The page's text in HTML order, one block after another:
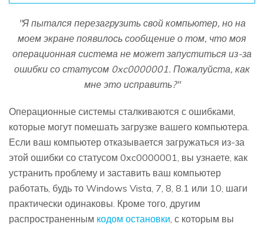
"Я пытался перезагрузить свой компьютер, но на
моем экране появилось сообщение о том, что моя
операционная система не может запуститься из-за
ошибки со статусом 0xc0000001. Пожалуйста, как
мне это исправить?"
Операционные системы сталкиваются с ошибками,
которые могут помешать загрузке вашего компьютера.
Если ваш компьютер отказывается загружаться из-за
этой ошибки со статусом 0xc0000001, вы узнаете, как
устранить проблему и заставить ваш компьютер
работать, будь то Windows Vista, 7, 8, 8.1 или 10, шаги
практически одинаковы. Кроме того, другим
распространенным кодом остановки , с которым вы